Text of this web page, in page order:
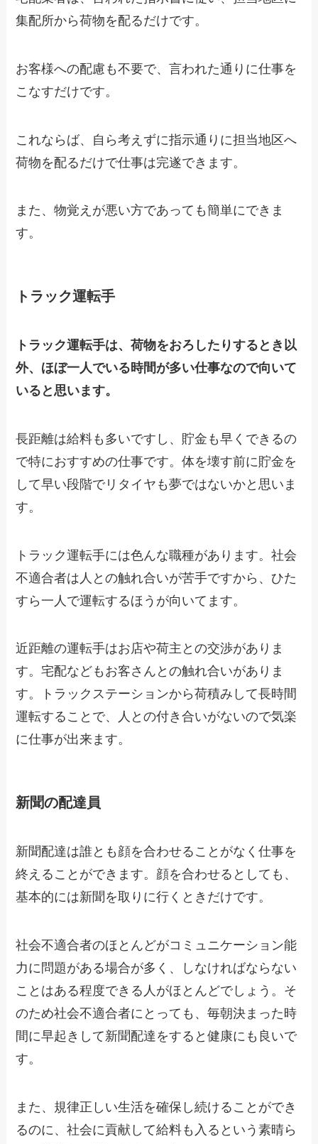
集配所から荷物を配るだけです。
お客様への配慮も不要で、言われた通りに仕事を
こなすだけです。
これならば、自ら考えずに指示通りに担当地区へ
荷物を配るだけで仕事は完遂できます。
また、物覚えが悪い方であっても簡単にできま
す。
トラック運転手
トラック運転手は、荷物をおろしたりするとき以
外、 ほぼ一人でいる時間が多い仕事なので向いて
いると思います。
長距離は給料も多いですし、貯金も早くできるの
で特におすすめの仕事です。体を壊す前に貯金を
して早い段階でリタイヤも夢ではないかと思いま
す。
トラック運転手には色んな職種があります。社会
不適合者は人との触れ合いが苦手ですから、ひた
すら一人で運転するほうが向いてます。
近距離の運転手はお店や荷主との交渉がありま
す。宅配などもお客さんとの触れ合いがありま
す。トラックステーションから荷積みして長時間
運転することで、
人との付き合いがないので気楽
に仕事が出来ます。
新聞の配達員
新聞配達は誰とも顔を合わせることがなく仕事を
終えることができます。顔を合わせるとしても、
基本的には新聞を取りに行くときだけです。
社会不適合者のほとんどがコミュニケーション能
力に問題がある場合が多く、しなければならない
ことはある程度できる人がほとんどでしょう。そ
のため社会不適合者にとっても、毎朝決まった時
間に早起きして新聞配達をすると健康にも良いで
す。
また、規律正しい生活を確保し続けることができ
るのに、社会に貢献して給料も入るという素晴ら